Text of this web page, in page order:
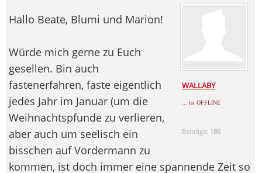
WALLABY
... ist OFFLINE
Beiträge: 186
Hallo Beate, Blumi und Marion!
Würde mich gerne zu Euch
gesellen. Bin auch
fastenerfahren, faste eigentlich
jedes Jahr im Januar (um die
Weihnachtspfunde zu verlieren,
aber auch um seelisch ein
bisschen auf Vordermann zu
kommen, ist doch immer eine spannende Zeit so